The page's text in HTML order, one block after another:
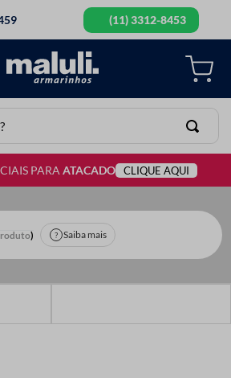
(11) 3312-8453
PARAATACADO CLIQUE AQUI
Saiba mais